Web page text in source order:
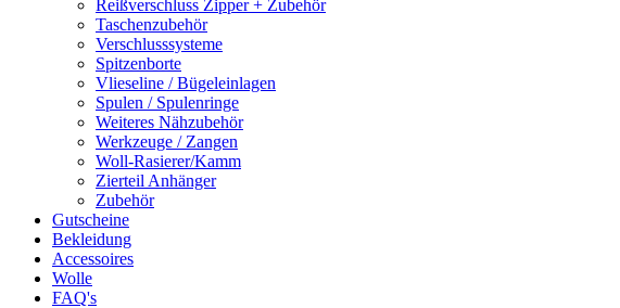
Reißverschluss Zipper + Zubehör
Taschenzubehör
Verschlusssysteme
Spitzenborte
Vlieseline / Bügeleinlagen
Spulen / Spulenringe
Weiteres Nähzubehör
Werkzeuge / Zangen
Woll-Rasierer/Kamm
Zierteil Anhänger
Zubehör
Gutscheine
Bekleidung
Accessoires
Wolle
FAQ's